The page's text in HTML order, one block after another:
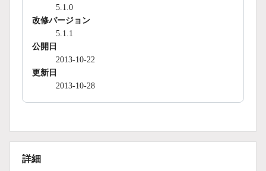
5.1.0
改修バージョン
5.1.1
公開日
2013-10-22
更新日
2013-10-28
詳細